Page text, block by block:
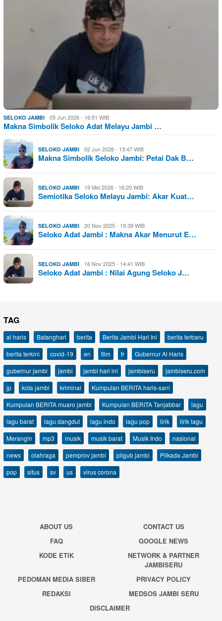
SELOKO JAMBI 05 Jun 2026 - 16:51 WIB
Makna Simbolik Seloko Adat Melayu Jambi …
SELOKO JAMBI 02 Jun 2026 - 13:47 WIB
Makna Simbolik Seloko Jambi: Petai Dak B…
SELOKO JAMBI 19 Mei 2026 - 16:20 WIB
Semiotika Seloko Melayu Jambi: Akar Kuat…
SELOKO JAMBI 20 Nov 2025 - 19:39 WIB
Seloko Adat Jambi : Makna Akar Menurut E…
SELOKO JAMBI 16 Nov 2025 - 14:41 WIB
Seloko Adat Jambi : Nilai Agung Seloko J…
TAG
al haris Batanghari berita Berita Jambi Hari Ini
berita terbaru
berita terkini
covid-19 en film fr
Gubernur Al Haris
gubernur jambi
jambi jambi hari ini jambiseru
jambiseru.com
jp
kota jambi kriminal
Kumpulan BERITA haris-sani
Kumpulan BERITA muaro jambi
Kumpulan BERITA Tanjabbar
lagu
lagu barat
lagu dangdut lagu indo lagu pop lirik
lirik lagu
Merangin
mp3 musik musik barat Musik Indo
nasional
news
olahraga pemprov jambi pilgub jambi
Pilkada Jambi
pop
situs sv us virus corona
ABOUT US
CONTACT US
FAQ
GOOGLE NEWS
KODE ETIK
NETWORK & PARTNER
JAMBISERU
PEDOMAN MEDIA SIBER
PRIVACY POLICY
REDAKSI
MEDSOS JAMBI SERU
DISCLAIMER